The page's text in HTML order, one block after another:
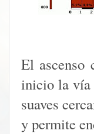
El ascenso
inicio la vía
suaves
y permite